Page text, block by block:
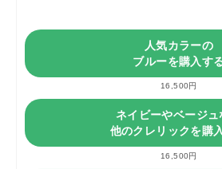
人気カラーの
ブルーを購入す
16,500円
ネイビーやベージュ
他のクレリックを購
16,500円